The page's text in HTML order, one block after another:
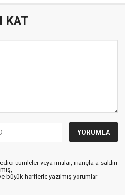
KAT
cümleler veya imalar, inançlara saldırı
büyük harflerle yazılmış yorumlar